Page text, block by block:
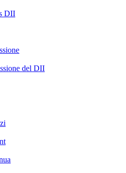
DII
del DII